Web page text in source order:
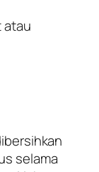
atau
selama